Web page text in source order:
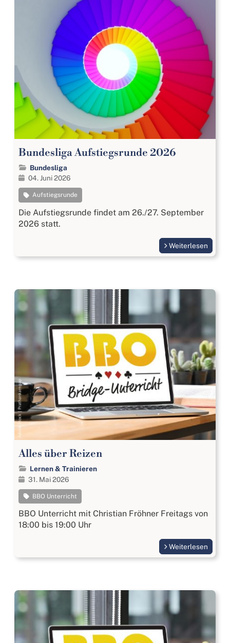
Bundesliga Aufstiegsrunde 2026
Bundesliga
04. Juni 2026
Aufstiegsrunde
Die Aufstiegsrunde findet am 26./27. September
2026 statt.
Weiterlesen
Alles über Reizen
Lernen & Trainieren
31. Mai 2026
BBO Unterricht
BBO Unterricht mit Christian Fröhner Freitags von
18:00 bis 19:00 Uhr
Weiterlesen